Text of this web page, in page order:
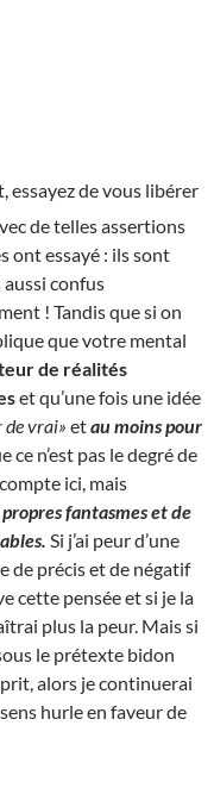
essayez de vous libérer
de telles assertions
ont essayé : ils sont
confus
! Tandis que si on
que votre mental
de réalités
et qu’une fois une idée
de vrai» etau moins pour
ce n’est pas le degré de
ici, mais
fantasmes et de
Si j’ai peur d’une
de précis et de négatif
cette pensée et si je la
plus la peur. Mais si
le prétexte bidon
alors je continuerai
hurle en faveur de